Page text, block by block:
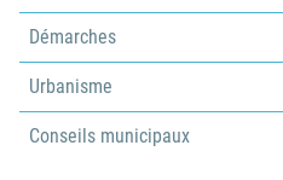
Démarches
Urbanisme
Conseils municipaux